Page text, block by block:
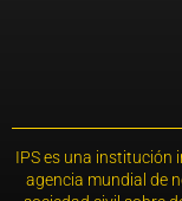
IPS es una institución
agencia mundial de